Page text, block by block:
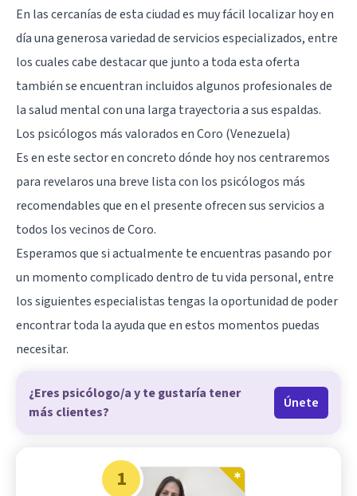
En las cercanías de esta ciudad es muy fácil localizar hoy en
día una generosa variedad de servicios especializados, entre
los cuales cabe destacar que junto a toda esta oferta
también se encuentran incluidos algunos profesionales de
la salud mental con una larga trayectoria a sus espaldas.
Los psicólogos más valorados en Coro (Venezuela)
Es en este sector en concreto dónde hoy nos centraremos
para revelaros una breve lista con los psicólogos más
recomendables que en el presente ofrecen sus servicios a
todos los vecinos de Coro.
Esperamos que si actualmente te encuentras pasando por
un momento complicado dentro de tu vida personal, entre
los siguientes especialistas tengas la oportunidad de poder
encontrar toda la ayuda que en estos momentos puedas
necesitar.
¿Eres psicólogo/a y te gustaría tener
más clientes?
Únete
1